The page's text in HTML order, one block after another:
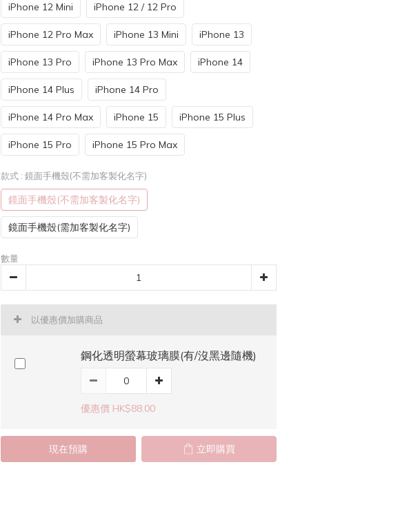
iPhone 12 Mini iPhone 12 / 12 Pro
iPhone 12 Pro Max iPhone 13 Mini iPhone 13
iPhone 13 Pro iPhone 13 Pro Max iPhone 14
iPhone 14 Plus iPhone 14 Pro
iPhone 14 Pro Max iPhone 15 iPhone 15 Plus
iPhone 15 Pro iPhone 15 Pro Max
款式 : 鏡面手機殼(不需加客製化名字)
鏡面手機殼(不需加客製化名字)
鏡面手機殼(需加客製化名字)
數量
以優惠價加購商品
鋼化透明螢幕玻璃膜(有/沒黑邊隨機)
優惠價 HK$88.00
現在預購 立即購買